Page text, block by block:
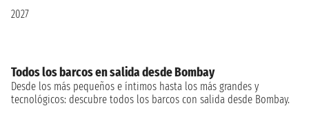
2027
Todos los barcos en salida desde Bombay
Desde los más pequeños e íntimos hasta los más grandes y
tecnológicos: descubre todos los barcos con salida desde Bombay.